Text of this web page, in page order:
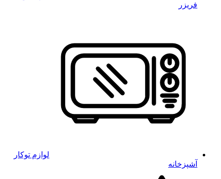
فریزر
لوازم توکار
آشپزخانه